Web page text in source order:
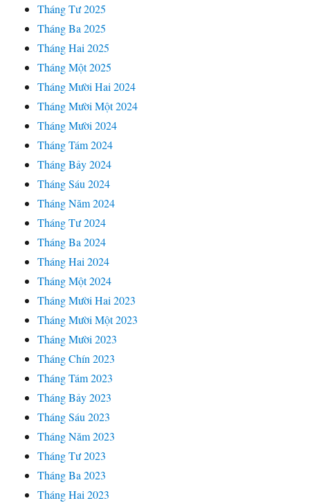
Tháng Tư 2025
Tháng Ba 2025
Tháng Hai 2025
Tháng Một 2025
Tháng Mười Hai 2024
Tháng Mười Một 2024
Tháng Mười 2024
Tháng Tám 2024
Tháng Bảy 2024
Tháng Sáu 2024
Tháng Năm 2024
Tháng Tư 2024
Tháng Ba 2024
Tháng Hai 2024
Tháng Một 2024
Tháng Mười Hai 2023
Tháng Mười Một 2023
Tháng Mười 2023
Tháng Chín 2023
Tháng Tám 2023
Tháng Bảy 2023
Tháng Sáu 2023
Tháng Năm 2023
Tháng Tư 2023
Tháng Ba 2023
Tháng Hai 2023